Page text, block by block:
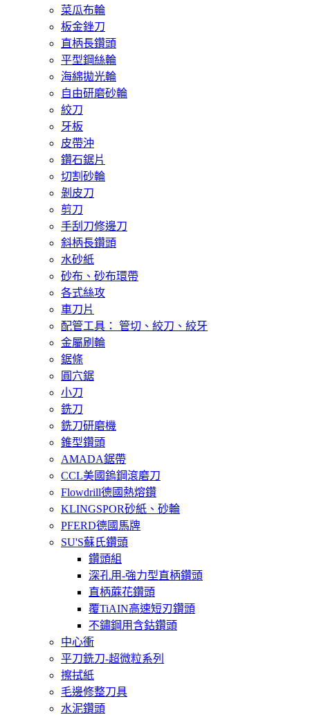
菜瓜布輪
板金銼刀
直柄長鑽頭
平型鋼絲輪
海綿拋光輪
自由研磨砂輪
絞刀
牙板
皮帶沖
鑽石鋸片
切割砂輪
剝皮刀
剪刀
手刮刀修邊刀
斜柄長鑽頭
水砂紙
砂布、砂布環帶
各式絲攻
車刀片
配管工具： 管切、絞刀、絞牙
金屬刷輪
鋸條
圓穴鋸
小刀
銑刀
銑刀研磨機
錐型鑽頭
AMADA鋸帶
CCL美國鎢鋼滾磨刀
Flowdrill德國熱熔鑽
KLINGSPOR砂紙、砂輪
PFERD德國馬牌
SU'S蘇氏鑽頭
鑽頭組
深孔用-強力型直柄鑽頭
直柄蔴花鑽頭
覆TiAIN高速短刃鑽頭
不鏽鋼用含鈷鑽頭
中心衝
平刀銑刀-超微粒系列
擦拭紙
毛邊修整刀具
水泥鑽頭